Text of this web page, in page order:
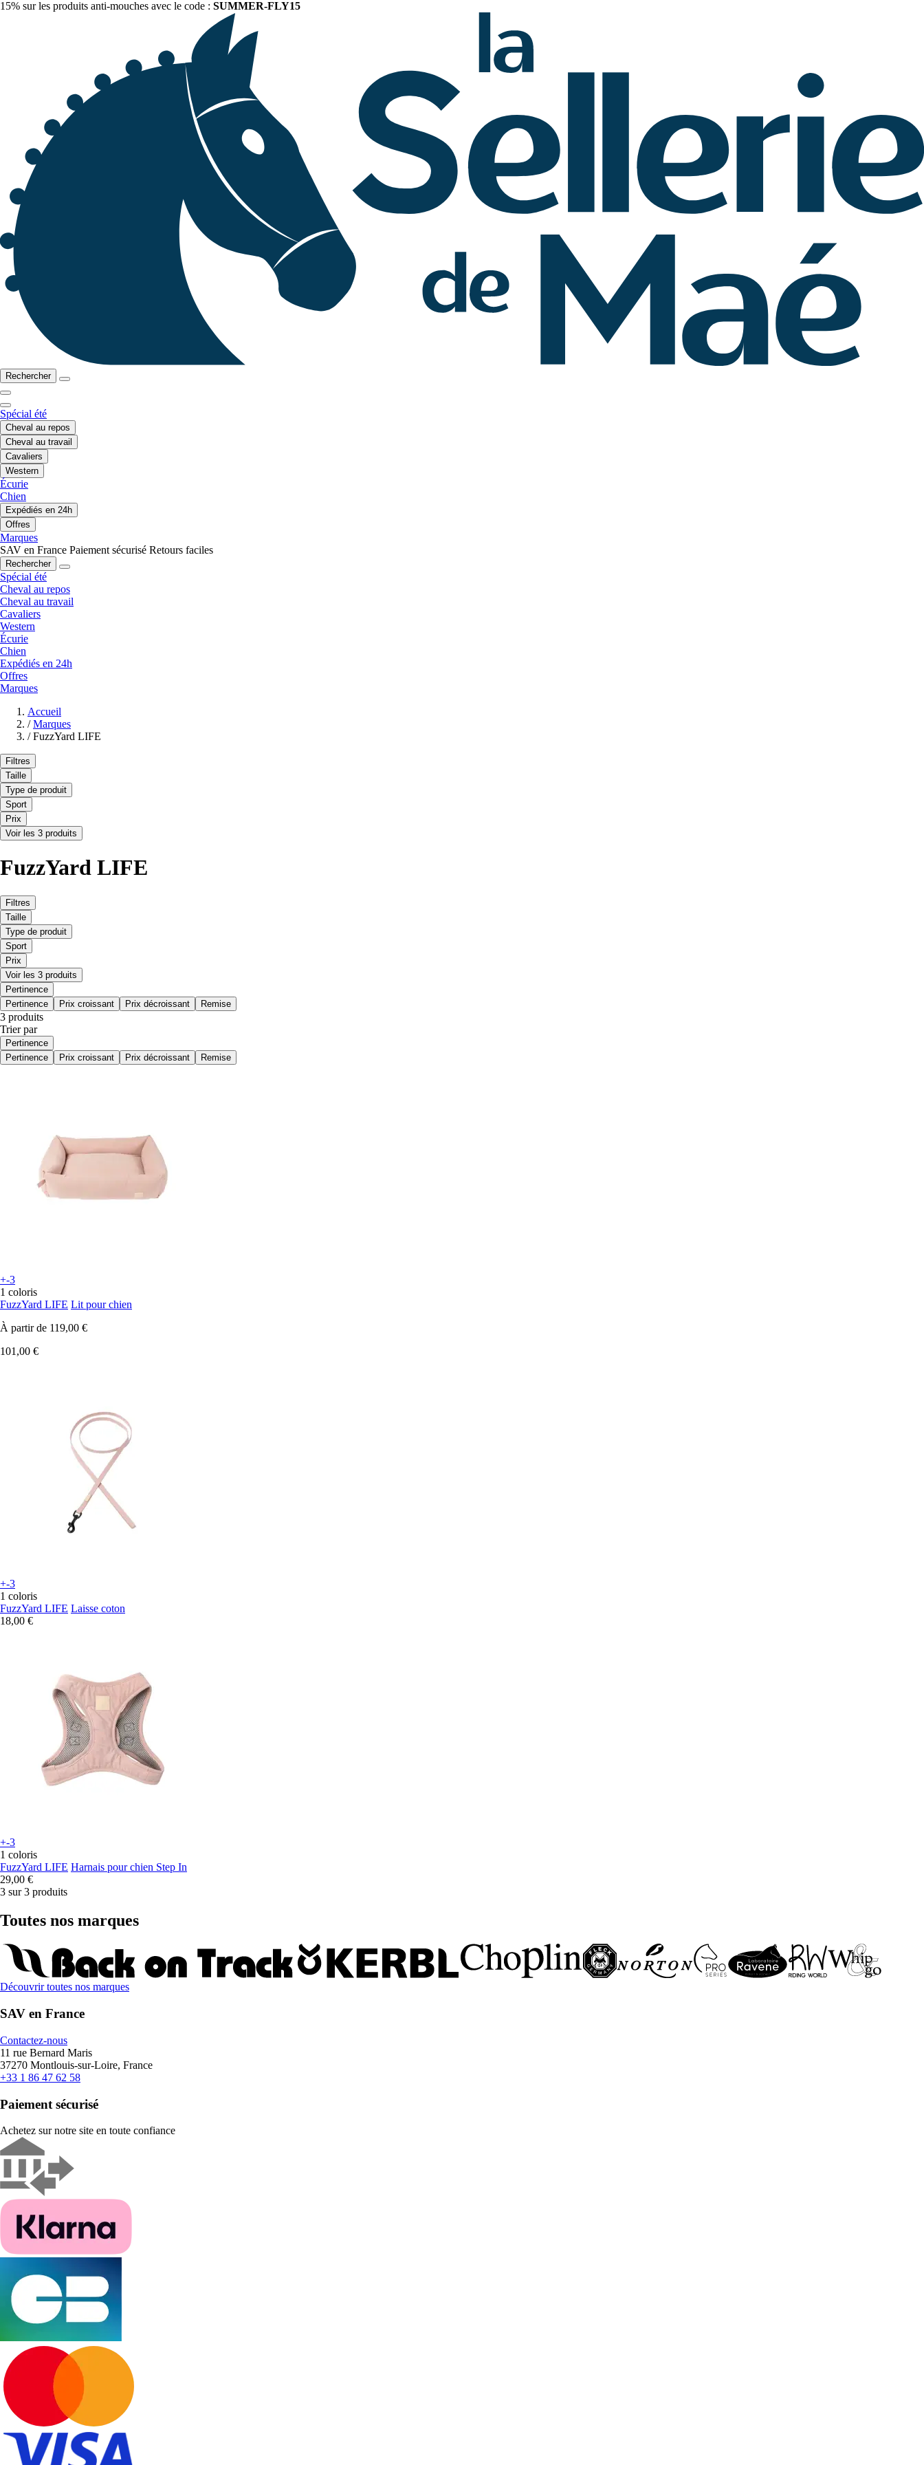
15% sur les produits anti-mouches avec le code : SUMMER-FLY15
Rechercher
Spécial été
Cheval au repos
Cheval au travail
Cavaliers
Western
Écurie
Chien
Expédiés en 24h
Offres
Marques
SAV en France Paiement sécurisé Retours faciles
Rechercher
Spécial été
Cheval au repos
Cheval au travail
Cavaliers
Western
Écurie
Chien
Expédiés en 24h
Offres
Marques
Accueil
/ Marques
/ FuzzYard LIFE
Filtres
Taille
Type de produit
Sport
Prix
Voir les 3 produits
FuzzYard LIFE
Filtres
Taille
Type de produit
Sport
Prix
Voir les 3 produits
Pertinence
Pertinence
Prix croissant Prix décroissant Remise
3 produits
Trier par
Pertinence
Pertinence
Prix croissant Prix décroissant Remise
+-3
1 coloris
FuzzYard LIFE Lit pour chien
À partir de 119,00 €
101,00 €
+-3
1 coloris
FuzzYard LIFE Laisse coton
18,00 €
+-3
1 coloris
FuzzYard LIFE Harnais pour chien Step In
29,00 €
3 sur 3 produits
Toutes nos marques
Découvrir toutes nos marques
SAV en France
Contactez-nous
11 rue Bernard Maris
37270 Montlouis-sur-Loire, France
+33 1 86 47 62 58
Paiement sécurisé
Achetez sur notre site en toute confiance